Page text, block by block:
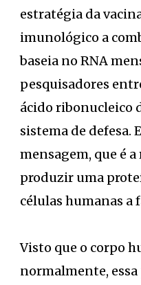
estratégia da
imunológico a
baseia no RNA
pesquisadores
ácido ribonucleico
sistema de defesa.
mensagem, que é
produzir uma
células humanas a
Visto que o corpo
normalmente, essa